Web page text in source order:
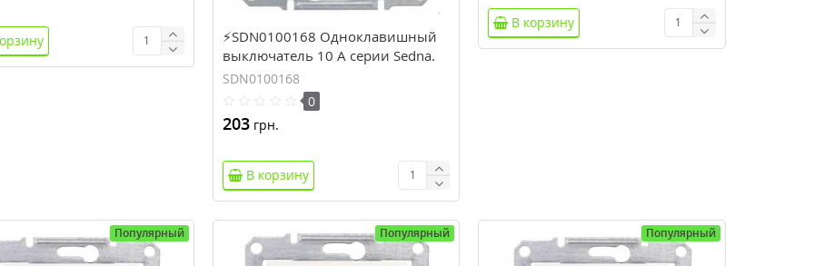
⚡SDN0100168 Одноклавишный
выключатель 10 A серии Sedna.
Цвет Титан
SDN0100168
0
203грн.
В корзину
В корзину
Популярный Популярный Популярный